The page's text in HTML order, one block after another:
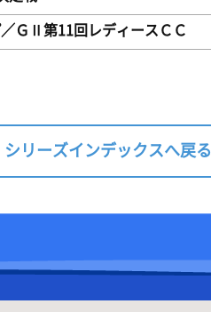
ＧⅡ第11回レディースＣＣ
シリーズインデックスへ戻る